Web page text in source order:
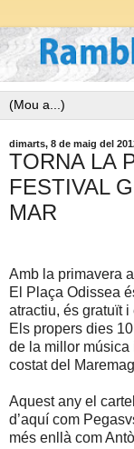
dimarts, 8 de maig del
TORNA LA
FESTIVAL
MAR
Amb la primavera
El Plaça Odissea
atractiu, és gratuït
Els propers dies
de la millor música
costat del
Aquest any el
d’aquí com
més enllà com